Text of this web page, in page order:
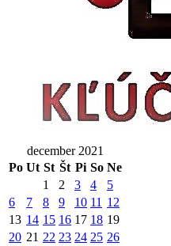
december 2021
Po Ut St Št Pi So Ne
1 2 3 4
5
6
7 8 9 10 11 12
13 14 15 16 17 18 19
20 21 22 23 24 25 26